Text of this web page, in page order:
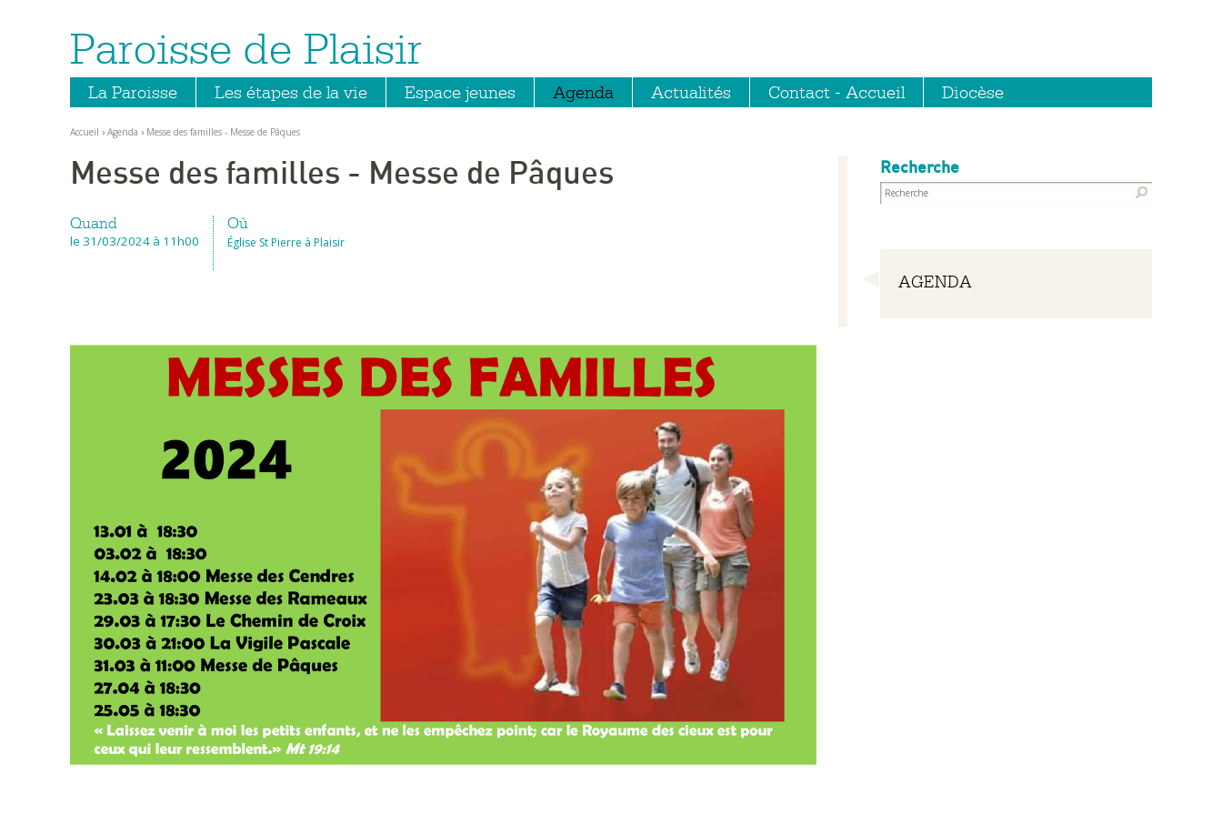
Aller
contenu.
la
Outils
personnels
Paroisse de Plaisir
La Paroisse Les étapes de la vie Espace jeunes Agenda Actualités Contact - Accueil Diocèse
Accueil › Agenda › Messe des familles - Messe de Pâques
Recherche
Navigation
AGENDA
Messe des familles - Messe de Pâques
Quand
le 31/03/2024 à 11h00
Où
Église St Pierre à Plaisir